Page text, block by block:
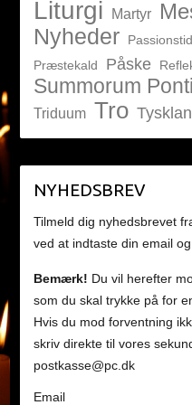
Liturgi Martyr
Nyheder
Præstekald Påske
Summorum
Triduum Tro
NYHEDSBREV
Tilmeld dig nyhedsbrevet
ved at indtaste din email
Bemærk! Du vil herefter
som du skal trykke på for
Hvis du mod forventning
skriv direkte til vores
postkasse@pc.dk
Email